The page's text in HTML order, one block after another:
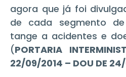
agora que já foi
de cada segmento
tange a acidentes e
(PORTARIA
22/09/2014 – DOU DE